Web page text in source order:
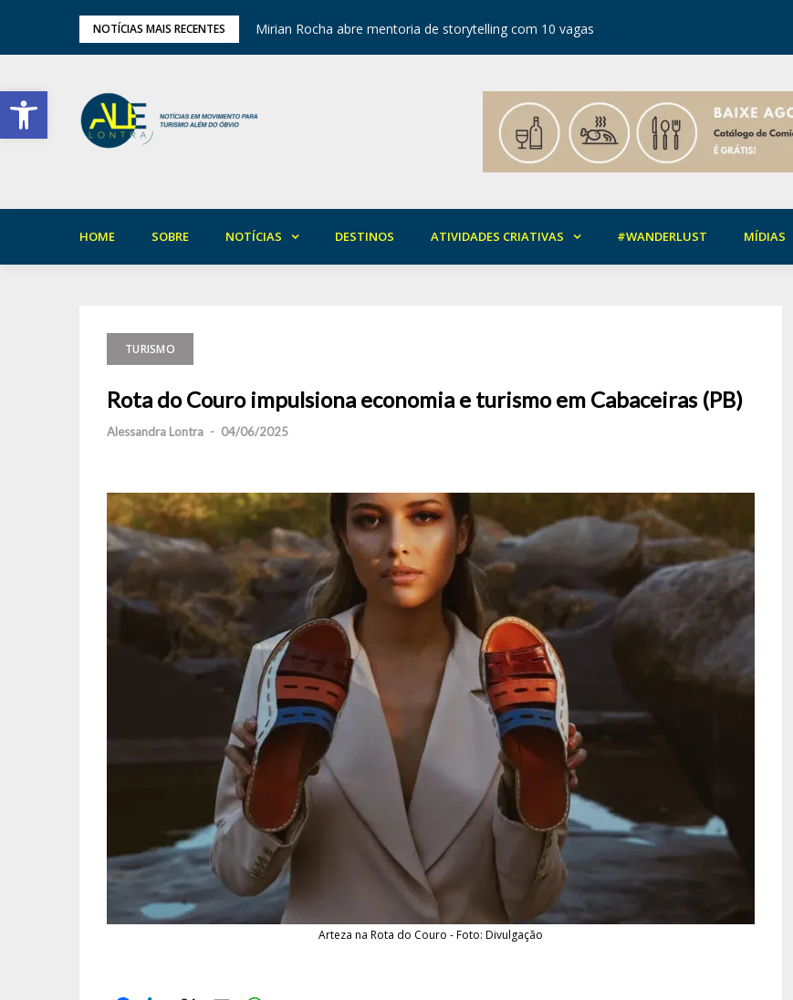
Barra de Ferramentas Aberta
NOTÍCIAS MAIS RECENTES
em Areia Mirian Rocha abre mentoria de storytelling com 10 vagas
HOME SOBRE NOTÍCIAS DESTINOS ATIVIDADES CRIATIVAS #WANDERLUST MÍDIAS
TURISMO
Rota do Couro impulsiona economia e turismo em Cabaceiras (PB)
Alessandra Lontra - 04/06/2025
Arteza na Rota do Couro - Foto: Divulgação